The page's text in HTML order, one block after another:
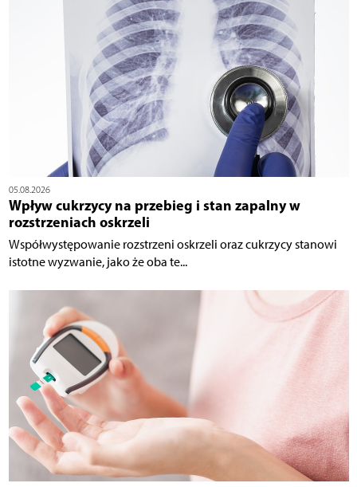
05.08.2026
Wpływ cukrzycy na przebieg i stan zapalny w
rozstrzeniach oskrzeli
Współwystępowanie rozstrzeni oskrzeli oraz cukrzycy stanowi
istotne wyzwanie, jako że oba te...